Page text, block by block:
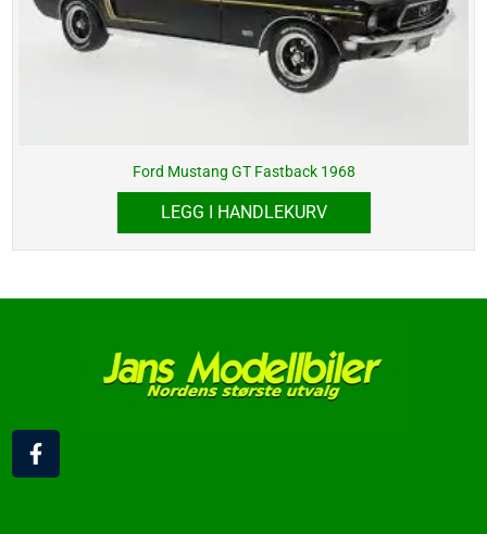
Ford Mustang GT Fastback 1968
LEGG I HANDLEKURV
F
a
c